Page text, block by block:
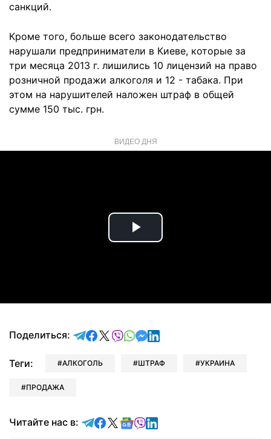
санкций.
Кроме того, больше всего законодательство
нарушали предприниматели в Киеве, которые за
три месяца 2013 г. лишились 10 лицензий на право
розничной продажи алкоголя и 12 - табака. При
этом на нарушителей наложен штраф в общей
сумме 150 тыс. грн.
ВИДЕО ДНЯ
Play
Поделиться: отправить в Telegram
поделиться в Facebook
поделиться в X
отправить в Viber
отправить в Whatsapp
отправить в Messenger
отправить в LinkedIn
Теги: АЛКОГОЛЬ ШТРАФ УКРАИНА
ПРОДАЖА
Читайте нас в: Читайте в Telegram
Читайте в Facebook
Читайте в X
Читайте в Google news
Читайте в Viber
Читайте в LinkedIn